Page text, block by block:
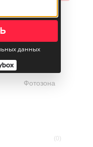
(0)
данных